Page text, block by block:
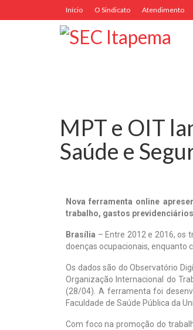
Início O Sindicato Atendimento
MPT e OIT
Saúde e
Nova ferramenta online
trabalho, gastos
Brasília – Entre 2012 e 2016, os
doenças ocupacionais, enquanto
Os dados são do Observatório
Organização Internacional do
(28/04). A ferramenta foi
Faculdade de Saúde Pública da
Com foco na promoção do